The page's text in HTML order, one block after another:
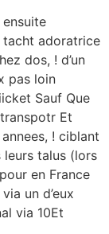
tacht adoratrice
dos, ! d’un
pas loin
Sauf Que
Et
! ciblant
talus (lors
en France
un d’eux
via 10Et